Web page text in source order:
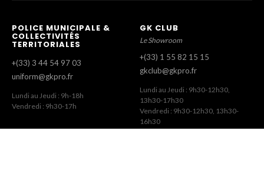
POLICE MUNICIPALE &
COLLECTIVITÉS
TERRITORIALES
+(33) 3 44 54 97 03
uniform@gkpro.fr
Lundi au Jeudi : 9h-18h
Vendredi : 9h30-17h
GK CLUB
Le Showroom
+(33) 1 55 82 15 15
gkclub@gkpro.fr
Lundi au Jeudi : 9h30-12h30,
13h30-17h30
Vendredi : 9h30-12h30, 13h30-
16h30